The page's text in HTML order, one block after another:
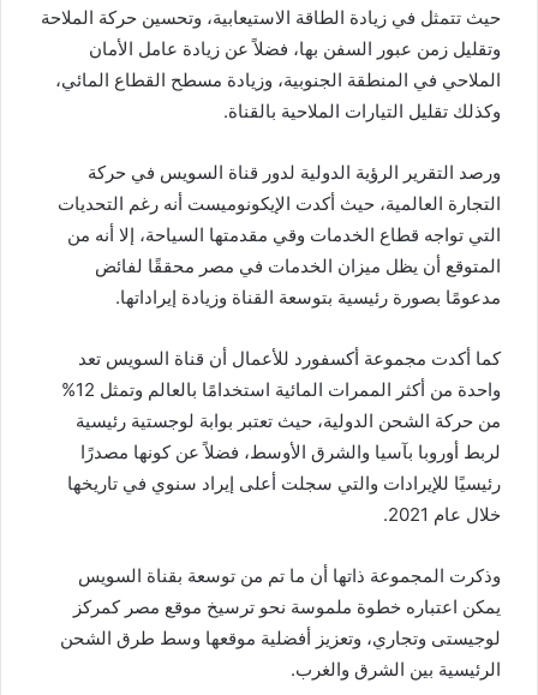
حيث تتمثل في زيادة الطاقة الاستيعابية، وتحسين حركة الملاحة
وتقليل زمن عبور السفن بها، فضلاً عن زيادة عامل الأمان
الملاحي في المنطقة الجنوبية، وزيادة مسطح القطاع المائي،
وكذلك تقليل التيارات الملاحية بالقناة.
ورصد التقرير الرؤية الدولية لدور قناة السويس في حركة
التجارة العالمية، حيث أكدت الإيكونوميست أنه رغم التحديات
التي تواجه قطاع الخدمات وقي مقدمتها السياحة، إلا أنه من
المتوقع أن يظل ميزان الخدمات في مصر محققًا لفائض
مدعومًا بصورة رئيسية بتوسعة القناة وزيادة إيراداتها.
كما أكدت مجموعة أكسفورد للأعمال أن قناة السويس تعد
واحدة من أكثر الممرات المائية استخدامًا بالعالم وتمثل 12%
من حركة الشحن الدولية، حيث تعتبر بوابة لوجستية رئيسية
لربط أوروبا بآسيا والشرق الأوسط، فضلاً عن كونها مصدرًا
رئيسيًا للإيرادات والتي سجلت أعلى إيراد سنوي في تاريخها
خلال عام 2021.
وذكرت المجموعة ذاتها أن ما تم من توسعة بقناة السويس
يمكن اعتباره خطوة ملموسة نحو ترسيخ موقع مصر كمركز
لوجيستى وتجاري، وتعزيز أفضلية موقعها وسط طرق الشحن
الرئيسية بين الشرق والغرب.